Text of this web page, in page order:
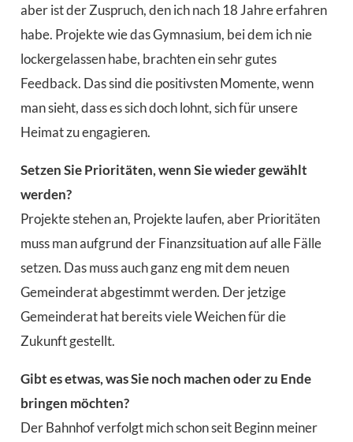
aber ist der Zuspruch, den ich nach 18 Jahre erfahren
habe. Projekte wie das Gymnasium, bei dem ich nie
lockergelassen habe, brachten ein sehr gutes
Feedback. Das sind die positivsten Momente, wenn
man sieht, dass es sich doch lohnt, sich für unsere
Heimat zu engagieren.
Setzen Sie Prioritäten, wenn Sie wieder gewählt
werden?
Projekte stehen an, Projekte laufen, aber Prioritäten
muss man aufgrund der Finanzsituation auf alle Fälle
setzen. Das muss auch ganz eng mit dem neuen
Gemeinderat abgestimmt werden. Der jetzige
Gemeinderat hat bereits viele Weichen für die
Zukunft gestellt.
Gibt es etwas, was Sie noch machen oder zu Ende
bringen möchten?
Der Bahnhof verfolgt mich schon seit Beginn meiner